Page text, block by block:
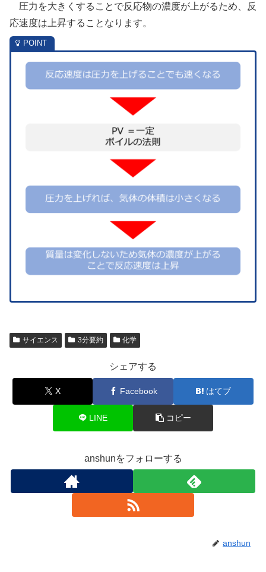
圧力を大きくすることで反応物の濃度が上がるため、反
応速度は上昇することなります。
サイエンス 3分要約 化学
シェアする
X Facebook はてブ
LINE コピー
anshunをフォローする
anshun